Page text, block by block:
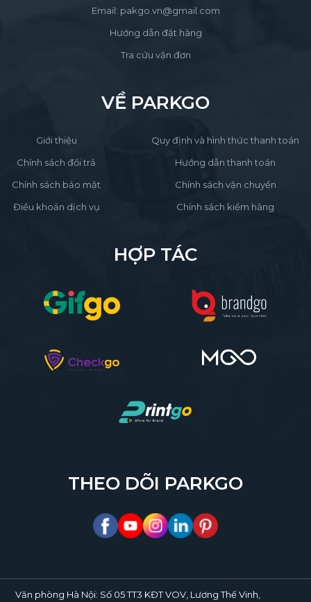
Email: pakgo.vn@gmail.com
Hướng dẫn đặt hàng
Tra cứu vận đơn
VỀ PARKGO
Giới thiệu
Chính sách đổi trả
Chính sách bảo mật
Điều khoản dịch vụ
Quy định và hình thức thanh toán
Hướng dẫn thanh toán
Chính sách vận chuyển
Chính sách kiểm hàng
HỢP TÁC
THEO DÕI PARKGO
Văn phòng Hà Nội: Số 05 TT3 KĐT VOV, Lương Thế Vinh,